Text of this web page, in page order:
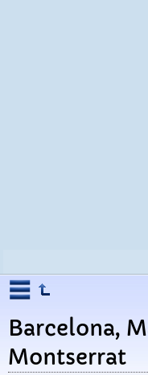
Barcelona,
Montserrat